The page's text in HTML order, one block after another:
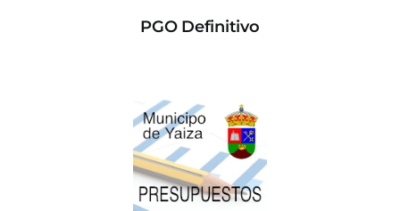
PGO Definitivo